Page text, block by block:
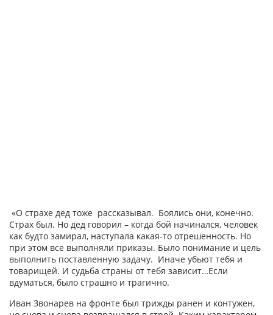
«О страхе дед тоже рассказывал. Боялись они, конечно.
Страх был. Но дед говорил – когда бой начинался, человек
как будто замирал, наступала какая-то отрешенность. Но
при этом все выполняли приказы. Было понимание и цель
выполнить поставленную задачу. Иначе убьют тебя и
товарищей. И судьба страны от тебя зависит…Если
вдуматься, было страшно и трагично.
Иван Звонарев на фронте был трижды ранен и контужен,